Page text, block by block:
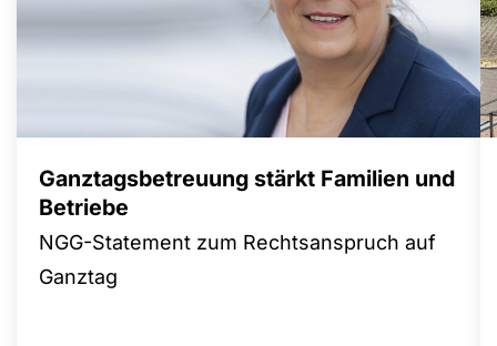
Ganztagsbetreuung stärkt Familien und
Betriebe
NGG-Statement zum Rechtsanspruch auf
Ganztag